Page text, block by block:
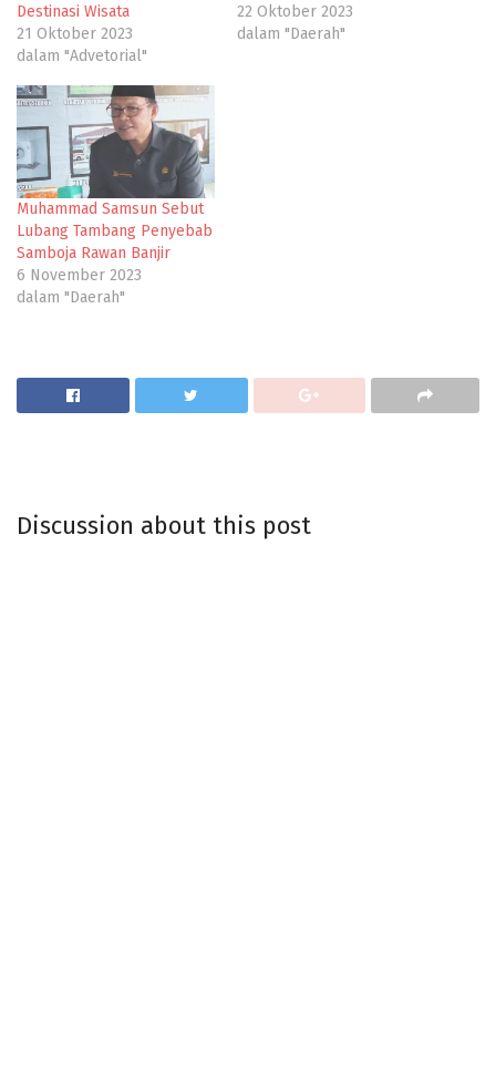
Destinasi Wisata
21 Oktober 2023
dalam "Advetorial"
22 Oktober 2023
dalam "Daerah"
Muhammad Samsun Sebut
Lubang Tambang Penyebab
Samboja Rawan Banjir
6 November 2023
dalam "Daerah"
Discussion about this post